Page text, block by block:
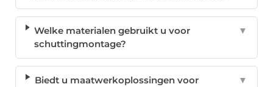
Welke materialen gebruikt u voor
schuttingmontage?
▼
Biedt u maatwerkoplossingen voor
▼